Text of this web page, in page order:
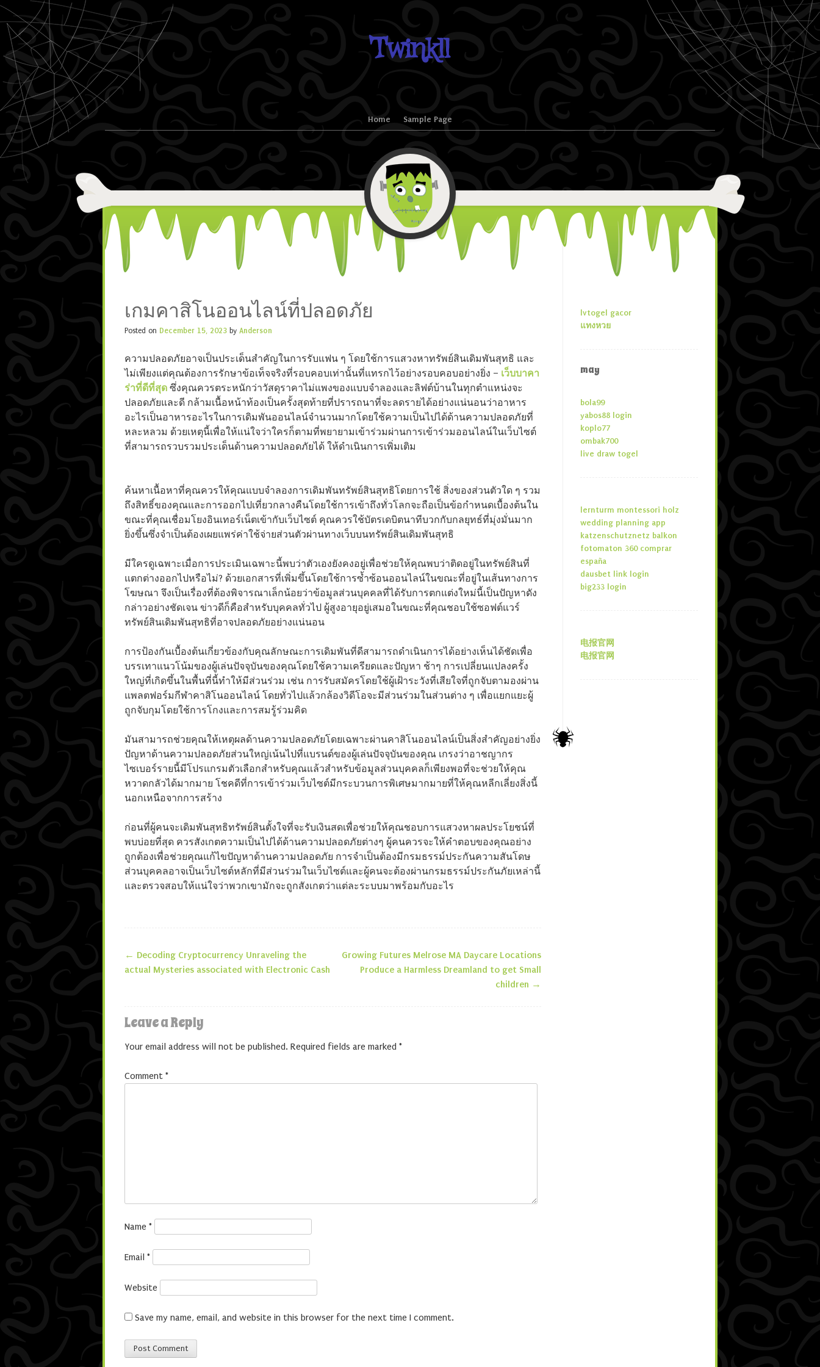
Twinkll
Menu Home Sample Page
เกมคาสิโนออนไลน์ที่ปลอดภัย
Posted on December 15, 2023 by Anderson
ความปลอดภัยอาจเป็นประเด็นสำคัญในการรับแฟน ๆ โดยใช้การแสวงหาทรัพย์สินเดิมพันสุทธิ และ
ไม่เพียงแต่คุณต้องการรักษาข้อเท็จจริงที่รอบคอบเท่านั้นที่แทรกไว้อย่างรอบคอบอย่างยิ่ง – เว็บบาคา
ร่าที่ดีที่สุด ซึ่งคุณควรตระหนักว่าวัสดุราคาไม่แพงของแบบจำลองและลิฟต์บ้านในทุกตำแหน่งจะ
ปลอดภัยและดี กล้ามเนื้อหน้าท้องเป็นครั้งสุดท้ายที่ปรารถนาที่จะลดรายได้อย่างแน่นอนว่าอาหาร
อะไรเป็นอาหารอะไรในการเดิมพันออนไลน์จำนวนมากโดยใช้ความเป็นไปได้ด้านความปลอดภัยที่
หละหลวม ด้วยเหตุนี้เพื่อให้แน่ใจว่าใครก็ตามที่พยายามเข้าร่วมผ่านการเข้าร่วมออนไลน์ในเว็บไซต์
ที่สามารถรวบรวมประเด็นด้านความปลอดภัยได้ ให้ดำเนินการเพิ่มเติม
ค้นหาเนื้อหาที่คุณควรให้คุณแบบจำลองการเดิมพันทรัพย์สินสุทธิโดยการใช้ สิ่งของส่วนตัวใด ๆ รวม
ถึงสิทธิ์ของคุณและการออกไปเที่ยวกลางคืนโดยใช้การเข้าถึงทั่วโลกจะถือเป็นข้อกำหนดเบื้องต้นใน
ขณะที่คุณเชื่อมโยงอินเทอร์เน็ตเข้ากับเว็บไซต์ คุณควรใช้บัตรเดบิตนาทีบวกกับกลยุทธ์ที่มุ่งมั่นมาก
ยิ่งขึ้นซึ่งจำเป็นต้องเผยแพร่ค่าใช้จ่ายส่วนตัวผ่านทางเว็บบนทรัพย์สินเดิมพันสุทธิ
มีใครดูเฉพาะเมื่อการประเมินเฉพาะนี้พบว่าตัวเองยังคงอยู่เพื่อช่วยให้คุณพบว่าติดอยู่ในทรัพย์สินที่
แตกต่างออกไปหรือไม่? ด้วยเอกสารที่เพิ่มขึ้นโดยใช้การซ้ำซ้อนออนไลน์ในขณะที่อยู่ในเส้นทางการ
โฆษณา จึงเป็นเรื่องที่ต้องพิจารณาเล็กน้อยว่าข้อมูลส่วนบุคคลที่ได้รับการตกแต่งใหม่นี้เป็นปัญหาดัง
กล่าวอย่างชัดเจน ข่าวดีก็คือสำหรับบุคคลทั่วไป ผู้สูงอายุอยู่เสมอในขณะที่คุณชอบใช้ซอฟต์แวร์
ทรัพย์สินเดิมพันสุทธิที่อาจปลอดภัยอย่างแน่นอน
การป้องกันเบื้องต้นเกี่ยวข้องกับคุณลักษณะการเดิมพันที่ดีสามารถดำเนินการได้อย่างเห็นได้ชัดเพื่อ
บรรเทาแนวโน้มของผู้เล่นปัจจุบันของคุณโดยใช้ความเครียดและปัญหา ช้าๆ การเปลี่ยนแปลงครั้ง
ใหญ่ที่เกิดขึ้นในพื้นที่นี้ทำให้มีส่วนร่วม เช่น การรับสมัครโดยใช้ผู้เฝ้าระวังที่เสียใจที่ถูกจับตามองผ่าน
แพลตฟอร์มกีฬาคาสิโนออนไลน์ โดยทั่วไปแล้วกล้องวิดีโอจะมีส่วนร่วมในส่วนต่าง ๆ เพื่อแยกแยะผู้
ถูกจับกุมโดยใช้การโกงและการสมรู้ร่วมคิด
มันสามารถช่วยคุณให้เหตุผลด้านความปลอดภัยโดยเฉพาะผ่านคาสิโนออนไลน์เป็นสิ่งสำคัญอย่างยิ่ง
ปัญหาด้านความปลอดภัยส่วนใหญ่เน้นไปที่แบรนด์ของผู้เล่นปัจจุบันของคุณ เกรงว่าอาชญากร
ไซเบอร์รายนี้มีโปรแกรมตัวเลือกสำหรับคุณแล้วสำหรับข้อมูลส่วนบุคคลก็เพียงพอที่จะช่วยให้คุณ
หวาดกลัวได้มากมาย โชคดีที่การเข้าร่วมเว็บไซต์มีกระบวนการพิเศษมากมายที่ให้คุณหลีกเลี่ยงสิ่งนี้
นอกเหนือจากการสร้าง
ก่อนที่ผู้คนจะเดิมพันสุทธิทรัพย์สินตั้งใจที่จะรับเงินสดเพื่อช่วยให้คุณชอบการแสวงหาผลประโยชน์ที่
พบบ่อยที่สุด ควรสังเกตความเป็นไปได้ด้านความปลอดภัยต่างๆ ผู้คนควรจะให้คำตอบของคุณอย่าง
ถูกต้องเพื่อช่วยคุณแก้ไขปัญหาด้านความปลอดภัย การจำเป็นต้องมีกรมธรรม์ประกันความสันโดษ
ส่วนบุคคลอาจเป็นเว็บไซต์หลักที่มีส่วนร่วมในเว็บไซต์และผู้คนจะต้องผ่านกรมธรรม์ประกันภัยเหล่านี้
และตรวจสอบให้แน่ใจว่าพวกเขามักจะถูกสังเกตว่าแต่ละระบบมาพร้อมกับอะไร
Post navigation
← Decoding Cryptocurrency Unraveling the
actual Mysteries associated with Electronic Cash
Growing Futures Melrose MA Daycare Locations
Produce a Harmless Dreamland to get Small
children →
Leave a Reply
Your email address will not be published. Required fields are marked *
Comment *
Name *
Email *
Website
Save my name, email, and website in this browser for the next time I comment.
lvtogel gacor
แทงหวย
may
bola99
yabos88 login
koplo77
ombak700
live draw togel
lernturm montessori holz
wedding planning app
katzenschutznetz balkon
fotomaton 360 comprar
españa
dausbet link login
big233 login
电报官网
电报官网